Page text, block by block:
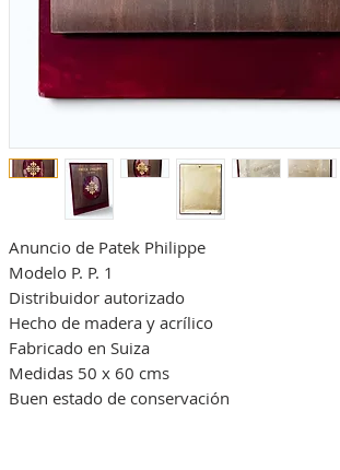
Anuncio de Patek Philippe
Modelo P. P. 1
Distribuidor autorizado
Hecho de madera y acrílico
Fabricado en Suiza
Medidas 50 x 60 cms
Buen estado de conservación